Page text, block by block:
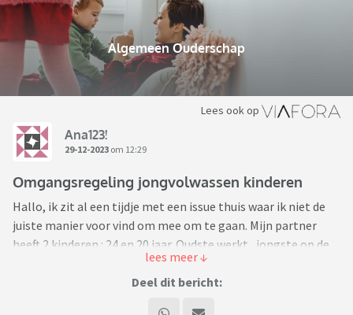
Algemeen Ouderschap
Lees ook op
Ana123!
29-12-2023 om 12:29
Omgangsregeling jongvolwassen kinderen
Hallo, ik zit al een tijdje met een issue thuis waar ik niet de
juiste manier voor vind om mee om te gaan. Mijn partner
heeft 2 kinderen : 24 en 20 jaar. Oudste werkt , jongste op de
hogeschool. Gezien de leeftijd van de kinderen willen wij de “
omgangsregeling “ aanpassen maar weten niet goed hoe dit
Deel dit bericht: